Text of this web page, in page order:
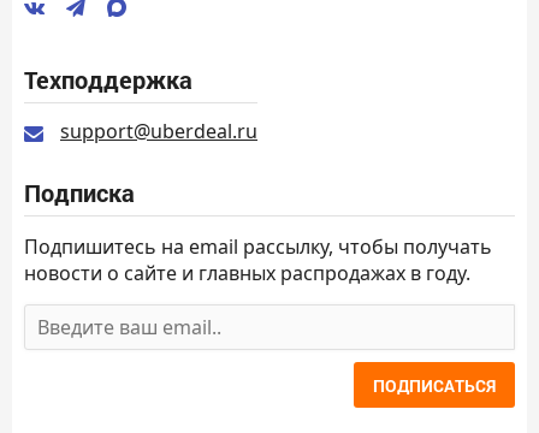
Техподдержка
support@uberdeal.ru
Подписка
Подпишитесь на email рассылку, чтобы получать
новости о сайте и главных распродажах в году.
ПОДПИСАТЬСЯ